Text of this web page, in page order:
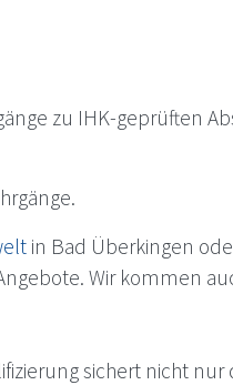
zu IHK-geprüften
in Bad Überkingen
Wir kommen
sichert nicht nur